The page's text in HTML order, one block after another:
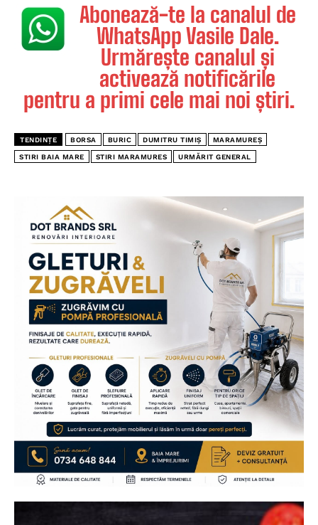
Abonează-te la canalul de
WhatsApp Vasile Dale.
Urmărește canalul și
activează notificările
pentru a primi cele mai noi știri.
TENDINȚE BORSA BURIC DUMITRU TIMIȘ MARAMUREȘ
STIRI BAIA MARE STIRI MARAMURES URMĂRIT GENERAL